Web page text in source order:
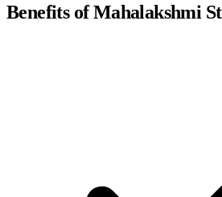
Benefits of Mahalakshmi